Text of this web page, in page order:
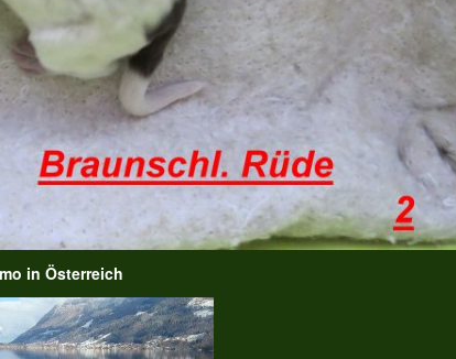
in Österreich